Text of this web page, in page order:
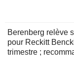
Berenberg relève
pour Reckitt
trimestre ;